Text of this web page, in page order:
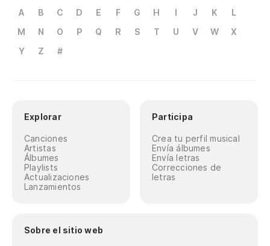
A B C D E F G H I J K
L
M
N O P Q R S T U V W
X
Y
Z #
Explorar
Canciones
Artistas
Álbumes
Playlists
Actualizaciones
Lanzamientos
Participa
Crea tu perfil musical
Envía álbumes
Envía letras
Correcciones de
letras
Sobre el sitio web